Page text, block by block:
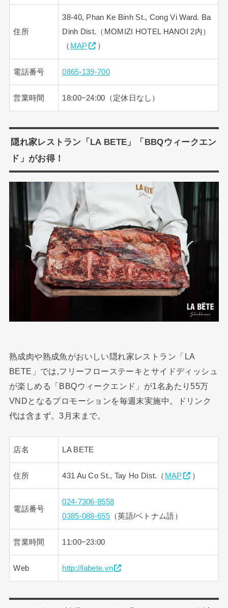
住所
38-40, Phan Ke Binh St., Cong Vi Ward. Ba
Dinh Dist.（MOMIZI HOTEL HANOI 2内）
（ MAP ）
電話番号 0865-139-700
営業時間 18:00−24:00（定休日なし）
隠れ家レストラン「LA BETE」「BBQウィークエン
ド」がお得！
熟成肉や熟成魚がおいしい隠れ家レストラン「LA
BETE」では,フリーフローステーキとサイドディッシュ
が楽しめる「BBQウィークエンド」が1名あたり55万
VNDとなるプロモーションを毎週末実施中。ドリンク
代は含まず。3月末まで。
店名 LA BETE
住所 431 Au Co St., Tay Ho Dist.（ MAP ）
電話番号
024-7306-8558
0385-088-655（英語/ベトナム語）
営業時間 11:00−23:00
Web http://labete.vn